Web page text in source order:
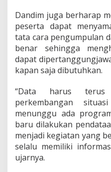
Dandim juga berharap
peserta dapat
tata cara pengumpulan
benar sehingga
dapat
kapan saja dibutuhkan.
“Data harus terus
perkembangan
menunggu ada
baru dilakukan
menjadi kegiatan yang
selalu memiliki
ujarnya.